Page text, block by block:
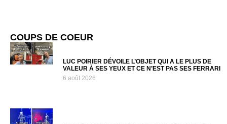
COUPS DE COEUR
LUC POIRIER DÉVOILE L’OBJET QUI A LE PLUS DE
VALEUR À SES YEUX ET CE N’EST PAS SES FERRARI
6 août 2026